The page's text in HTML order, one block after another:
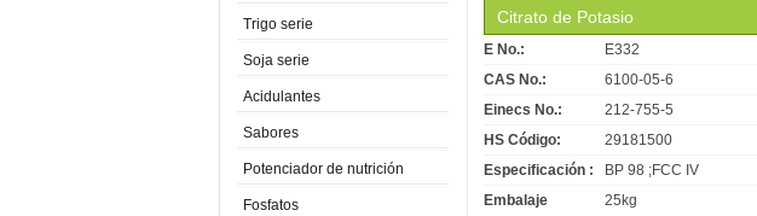
Trigo serie
Soja serie
Acidulantes
Sabores
Potenciador de nutrición
Fosfatos
Citrato de Potasio
E No.:
E332
CAS No.:
6100-05-6
Einecs No.:
212-755-5
HS Código:
29181500
Especificación :
BP 98 ;FCC IV
Embalaje
25kg